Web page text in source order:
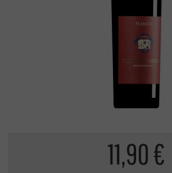
11,90 €